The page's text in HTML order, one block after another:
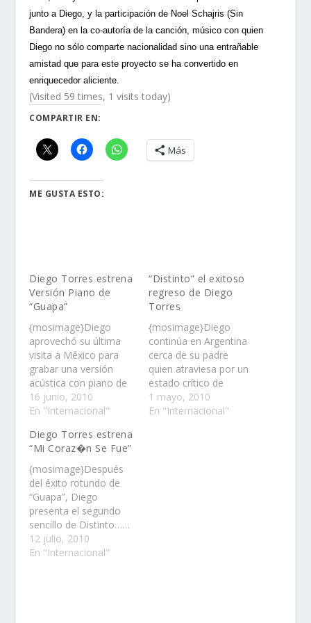
junto a Diego, y la participación de Noel Schajris (Sin
Bandera) en la co-autoría de la canción, músico con quien
Diego no sólo comparte nacionalidad sino una entrañable
amistad que para este proyecto se ha convertido en
enriquecedor aliciente.
(Visited 59 times, 1 visits today)
COMPARTIR EN:
Más
ME GUSTA ESTO:
Diego Torres estrena
Versión Piano de
“Guapa”
{mosimage}Diego
aprovechó su última
visita a México para
grabar una versión
acústica con piano de
su éxito “Guapa”……
16 junio, 2010
En "Internacional"
“Distinto” el exitoso
regreso de Diego
Torres
{mosimage}Diego
continúa en Argentina
cerca de su padre
quien atraviesa por un
estado crítico de
salud……
1 mayo, 2010
En "Internacional"
Diego Torres estrena
“Mi Coraz�n Se Fue”
{mosimage}Después
del éxito rotundo de
“Guapa”, Diego
presenta el segundo
sencillo de Distinto……
12 julio, 2010
En "Internacional"